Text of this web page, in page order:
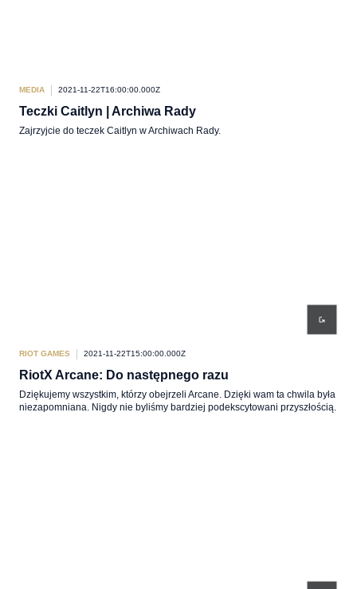
MEDIA 2021-11-22T16:00:00.000Z
Teczki Caitlyn | Archiwa Rady
Zajrzyjcie do teczek Caitlyn w Archiwach Rady.
RIOT GAMES 2021-11-22T15:00:00.000Z
RiotX Arcane: Do następnego razu
Dziękujemy wszystkim, którzy obejrzeli Arcane. Dzięki wam ta chwila była
niezapomniana. Nigdy nie byliśmy bardziej podekscytowani przyszłością.